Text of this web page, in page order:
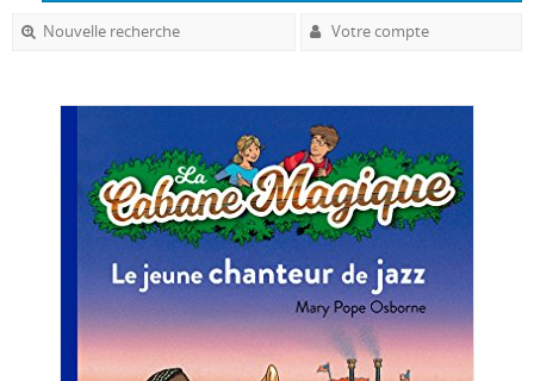
Nouvelle recherche Votre compte